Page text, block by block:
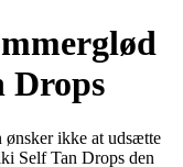
Drops
ønsker ikke at udsætte
Self Tan Drops den